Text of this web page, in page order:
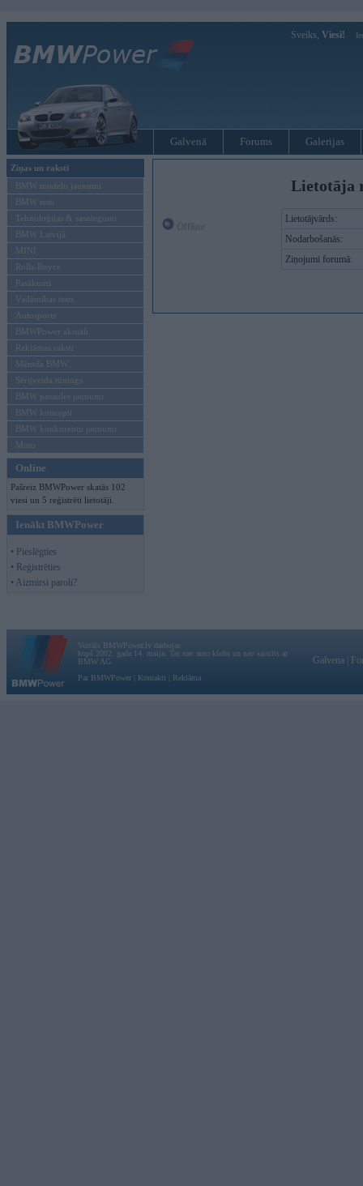
Sveiks, Viesi!
Galvenā Forums Galerijas
Ziņas un raksti
BMW modeļu jaunumi
BMW testi
Tehnoloģijas & sasniegumi
BMW Latvijā
MINI
Rolls-Royce
Pasākumi
Vadāmības tests
Autosports
BMWPower aktuāli
Reklāmas raksti
Mēneša BMW
Sērijveida tūnings
BMW pasaules jaunumi
BMW koncepti
BMW konkurentu jaunumi
Moto
Online
Pašreiz BMWPower skatās 102
viesi un 5 reģistrēti lietotāji.
Ienākt BMWPower
• Pieslēgties
• Reģistrēties
• Aizmirsi paroli?
Lietotāja
Lietotājvārds:
Nodarbošanās:
Ziņojumi forumā:
Vortāls BMWPower.lv darbojas
kopš 2002. gada 14. maija. Tas nav auto klubs un nav saistīts ar
BMW AG.
Par BMWPower
Kontakti Reklāma
Galvena